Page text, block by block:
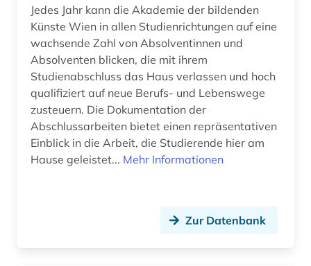
dramatikerin (1)
dramaturgie (1)
drehbuch (3)
dresden (1)
dreyfus-affäre (1)
druck (1)
Jedes Jahr kann die Akademie der bildenden
Künste Wien in allen Studienrichtungen auf eine
wachsende Zahl von Absolventinnen und
Absolventen blicken, die mit ihrem
Studienabschluss das Haus verlassen und hoch
qualifiziert auf neue Berufs- und Lebenswege
zusteuern. Die Dokumentation der
Abschlussarbeiten bietet einen repräsentativen
Einblick in die Arbeit, die Studierende hier am
Hause geleistet... Mehr Informationen
Zur Datenbank